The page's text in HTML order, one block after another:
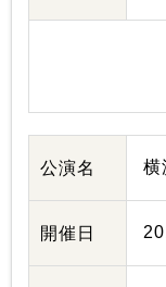
公演名 横
開催日